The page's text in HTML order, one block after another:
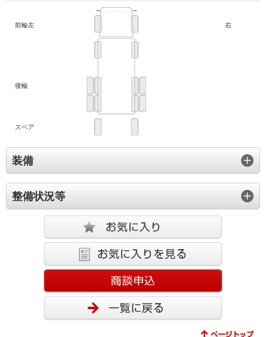
前輪左
後輪
スペア
右
装備
整備状況等